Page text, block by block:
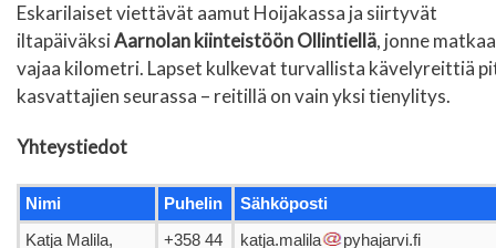
Eskarilaiset viettävät aamut Hoijakassa ja siirtyvät
iltapäiväksiAarnolan kiinteistöön Ollintiellä, jonne
vajaa kilometri. Lapset kulkevat turvallista kävelyreittiä
kasvattajien seurassa – reitillä on vain yksi tienylitys.
Yhteystiedot
Nimi Puhelin Sähköposti
Katja Malila,
+358 44
katja.malila
pyhajarvi.fi